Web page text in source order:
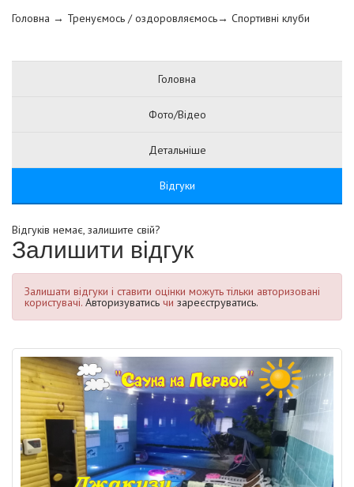
Головна → Тренуємось / оздоровляємось→ Спортивні клуби
Головна
Фото/Відео
Детальніше
Відгуки
Відгуків немає, залишите свій?
Залишити відгук
Залишати відгуки і ставити оцінки можуть тільки авторизовані
користувачі. Авторизуватись чи зареєструватись.